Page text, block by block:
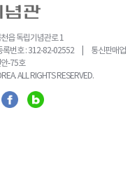
읍 독립기념관로 1
번호 : 312-82-02552 | 통신판매업
-75호
ALL RIGHTS RESERVED.